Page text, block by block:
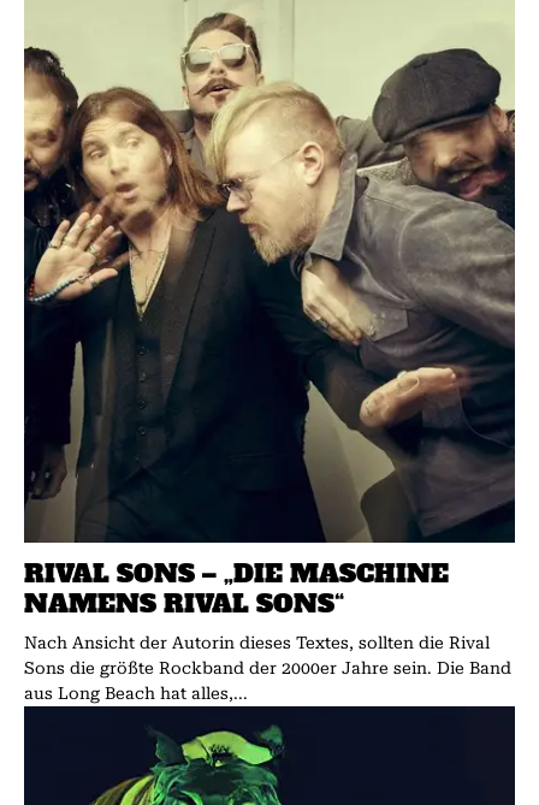
RIVAL SONS – „DIE MASCHINE
NAMENS RIVAL SONS“
Nach Ansicht der Autorin dieses Textes, sollten die Rival
Sons die größte Rockband der 2000er Jahre sein. Die Band
aus Long Beach hat alles,...